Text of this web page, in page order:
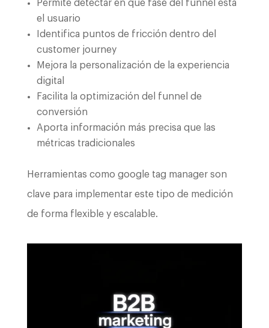
Permite detectar en qué fase del funnel está
el usuario
Identifica puntos de fricción dentro del
customer journey
Mejora la personalización de la experiencia
digital
Facilita la optimización del funnel de
conversión
Aporta información más precisa que las
métricas tradicionales
Herramientas como google tag manager son
clave para implementar este tipo de medición
de forma flexible y escalable.